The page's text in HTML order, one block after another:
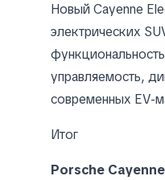
Новый Cayenne
электрических
управляемость,
современных EV-
Итог
Porsche